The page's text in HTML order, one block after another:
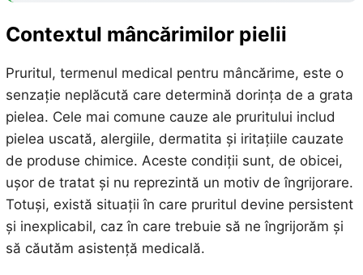
Contextul mâncărimilor pielii
Pruritul, termenul medical pentru mâncărime, este o
senzație neplăcută care determină dorința de a grata
pielea. Cele mai comune cauze ale pruritului includ
pielea uscată, alergiile, dermatita și iritațiile cauzate
de produse chimice. Aceste condiții sunt, de obicei,
ușor de tratat și nu reprezintă un motiv de îngrijorare.
Totuși, există situații în care pruritul devine persistent
și inexplicabil, caz în care trebuie să ne îngrijorăm și
să căutăm asistență medicală.